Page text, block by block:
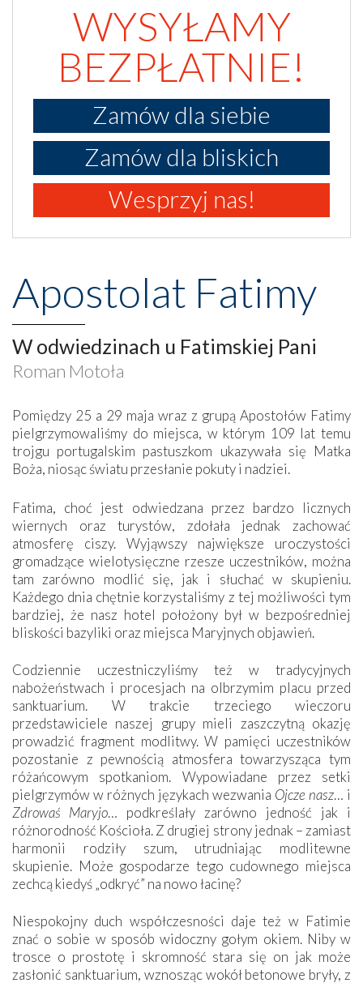
WYSYŁAMY
BEZPŁATNIE!
Zamów dla siebie
Zamów dla bliskich
Wesprzyj nas!
Apostolat Fatimy
W odwiedzinach u Fatimskiej Pani
Roman Motoła
Pomiędzy 25 a 29 maja wraz z grupą Apostołów Fatimy
pielgrzymowaliśmy do miejsca, w którym 109 lat temu
trojgu portugalskim pastuszkom ukazywała się Matka
Boża, niosąc światu przesłanie pokuty i nadziei.
Fatima, choć jest odwiedzana przez bardzo licznych
wiernych oraz turystów, zdołała jednak zachować
atmosferę ciszy. Wyjąwszy największe uroczystości
gromadzące wielotysięczne rzesze uczestników, można
tam zarówno modlić się, jak i słuchać w skupieniu.
Każdego dnia chętnie korzystaliśmy z tej możliwości tym
bardziej, że nasz hotel położony był w bezpośredniej
bliskości bazyliki oraz miejsca Maryjnych objawień.
Codziennie uczestniczyliśmy też w tradycyjnych
nabożeństwach i procesjach na olbrzymim placu przed
sanktuarium. W trakcie trzeciego wieczoru
przedstawiciele naszej grupy mieli zaszczytną okazję
prowadzić fragment modlitwy. W pamięci uczestników
pozostanie z pewnością atmosfera towarzysząca tym
różańcowym spotkaniom. Wypowiadane przez setki
pielgrzymów w różnych językach wezwania Ojcze nasz… i
Zdrowaś Maryjo… podkreślały zarówno jedność jak i
różnorodność Kościoła. Z drugiej strony jednak – zamiast
harmonii rodziły szum, utrudniając modlitewne
skupienie. Może gospodarze tego cudownego miejsca
zechcą kiedyś „odkryć” na nowo łacinę?
Niespokojny duch współczesności daje też w Fatimie
znać o sobie w sposób widoczny gołym okiem. Niby w
trosce o prostotę i skromność stara się on jak może
zasłonić sanktuarium, wznosząc wokół betonowe bryły, z